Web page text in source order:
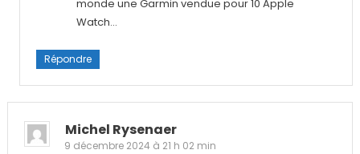
monde une Garmin vendue pour 10 Apple
Watch…
Répondre
Michel Rysenaer
9 décembre 2024 à 21 h 02 min